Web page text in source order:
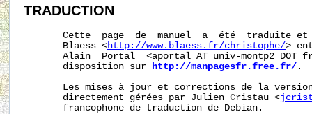
TRADUCTION
Cette  page  de  manuel  a  été  traduite
       Blaess <
http://www.blaess.fr/christophe/>
Alain  Portal  <aportal AT univ-montp2 DOT
       disposition sur
http://manpagesfr.free.fr/ .
Les mises à jour et corrections de la
       directement gérées par Julien Cristau <
       francophone de traduction de Debian.